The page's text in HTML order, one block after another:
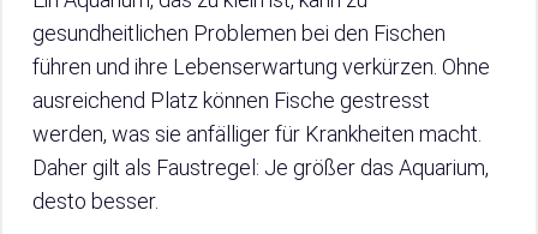
gesundheitlichen Problemen bei den Fischen
führen und ihre Lebenserwartung verkürzen. Ohne
ausreichend Platz können Fische gestresst
werden, was sie anfälliger für Krankheiten macht.
Daher gilt als Faustregel: Je größer das Aquarium,
desto besser.